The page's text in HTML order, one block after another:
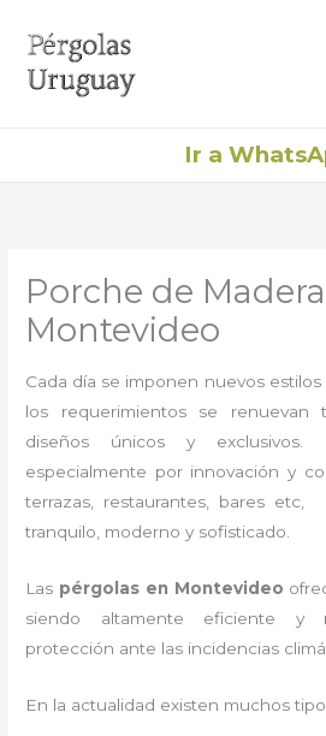
contenido
Ir a
Porche de
Montevideo
Cada día se imponen nuevos
los requerimientos se renuevan
diseños únicos y exclusivos.
especialmente por innovación y
terrazas, restaurantes, bares etc,
tranquilo, moderno y sofisticado.
Las pérgolas en Montevideo
siendo altamente eficiente y
protección ante las incidencias
En la actualidad existen muchos